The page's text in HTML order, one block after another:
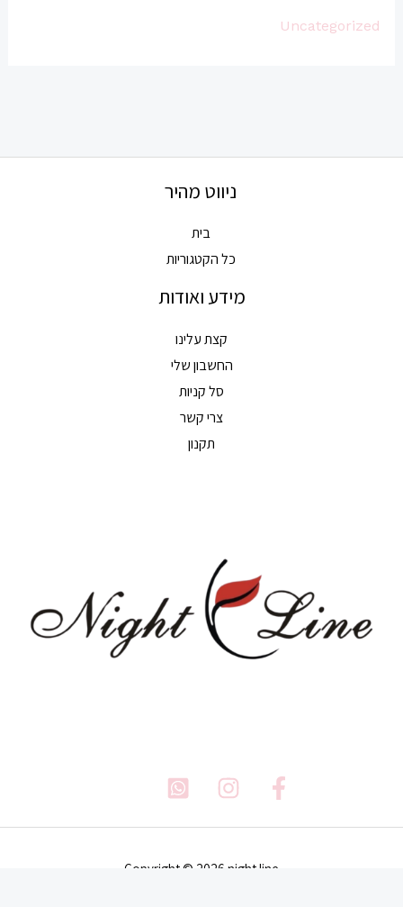
Uncategorized
ניווט מהיר
בית
כל הקטגוריות
מידע ואודות
קצת עלינו
החשבון שלי
סל קניות
צרי קשר
תקנון
Copyright © 2026 night line